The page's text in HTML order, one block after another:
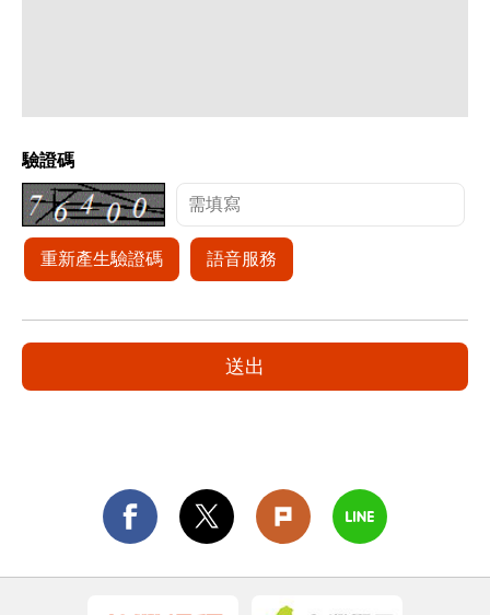
驗證碼
重新產生驗證碼 語音服務